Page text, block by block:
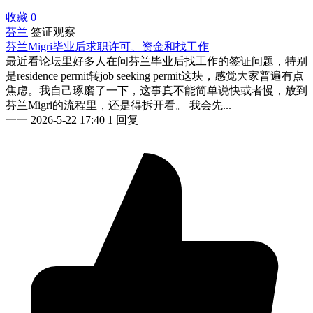
收藏 0
芬兰 签证观察
芬兰Migri毕业后求职许可、资金和找工作
最近看论坛里好多人在问芬兰毕业后找工作的签证问题，特别
是residence permit转job seeking permit这块，感觉大家普遍有点
焦虑。我自己琢磨了一下，这事真不能简单说快或者慢，放到
芬兰Migri的流程里，还是得拆开看。 我会先...
一一 2026-5-22 17:40 1 回复